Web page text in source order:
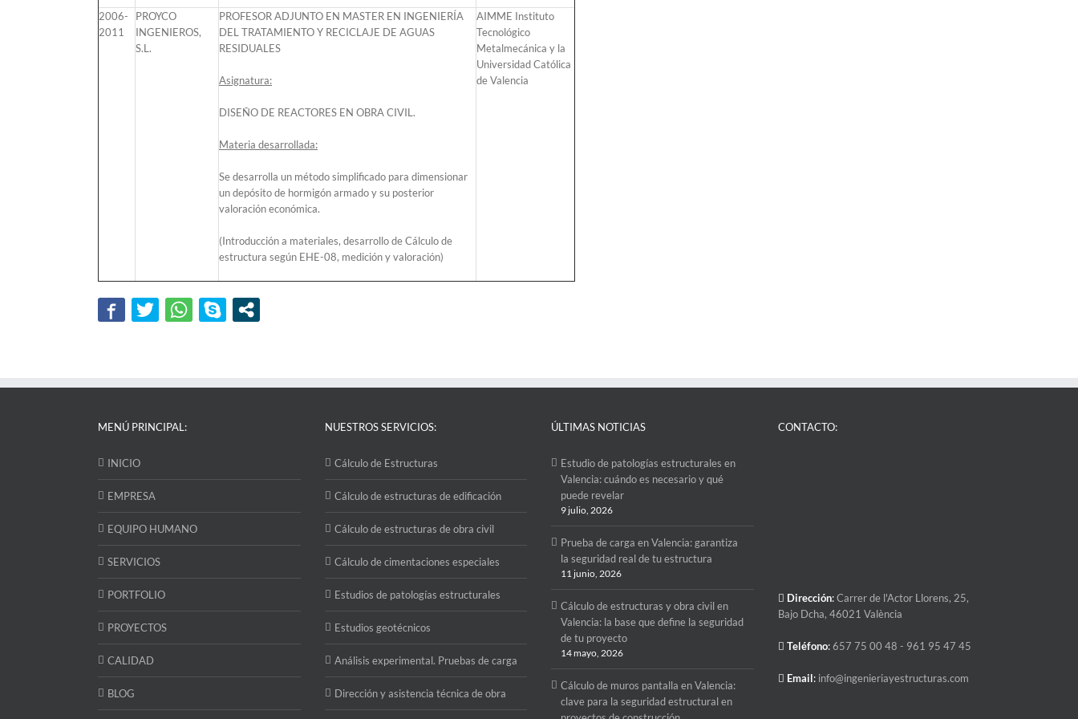
2006-
2011
PROYCO
INGENIEROS,
S.L.
PROFESOR ADJUNTO EN MASTER EN INGENIERÍA
DEL TRATAMIENTO Y RECICLAJE DE AGUAS
RESIDUALES
Asignatura:
DISEÑO DE REACTORES EN OBRA CIVIL.
Materia desarrollada:
Se desarrolla un método simplificado para dimensionar
un depósito de hormigón armado y su posterior
valoración económica.
(Introducción a materiales, desarrollo de Cálculo de
estructura según EHE-08, medición y valoración)
AIMME Instituto
Tecnológico
Metalmecánica y la
Universidad Católica
de Valencia
MENÚ PRINCIPAL:
INICIO
EMPRESA
EQUIPO HUMANO
SERVICIOS
PORTFOLIO
PROYECTOS
CALIDAD
BLOG
NUESTROS SERVICIOS:
Cálculo de Estructuras
Cálculo de estructuras de edificación
Cálculo de estructuras de obra civil
Cálculo de cimentaciones especiales
Estudios de patologías estructurales
Estudios geotécnicos
Análisis experimental. Pruebas de carga
Dirección y asistencia técnica de obra
ÚLTIMAS NOTICIAS
Estudio de patologías estructurales en
Valencia: cuándo es necesario y qué
puede revelar
9 julio, 2026
Prueba de carga en Valencia: garantiza
la seguridad real de tu estructura
11 junio, 2026
Cálculo de estructuras y obra civil en
Valencia: la base que define la seguridad
de tu proyecto
14 mayo, 2026
Cálculo de muros pantalla en Valencia:
clave para la seguridad estructural en
CONTACTO:
Dirección:Carrer de l'Actor Llorens, 25,
Bajo Dcha, 46021 València
Teléfono:657 75 00 48 - 961 95 47 45
Email: info@ingenieriayestructuras.com